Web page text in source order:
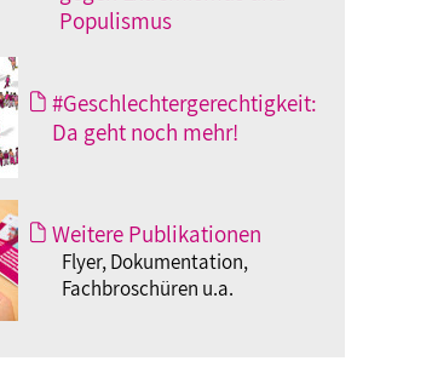
Populismus
#Geschlechtergerechtigkeit:
Da geht noch mehr!
Weitere Publikationen
Flyer, Dokumentation,
Fachbroschüren u.a.